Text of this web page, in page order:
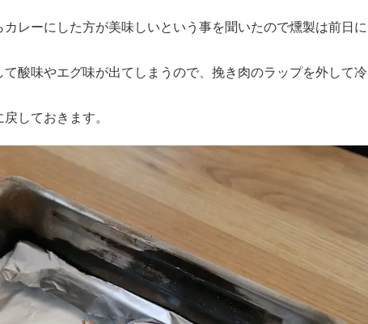
レーにした方が美味しいという事を聞いたので燻製は前日に
酸味やエグ味が出てしまうので、挽き肉のラップを外して冷
しておきます。